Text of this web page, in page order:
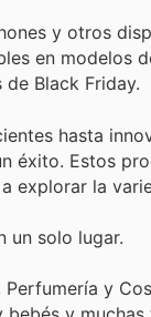
y otros
en modelos
Black Friday.
hasta
éxito. Estos
explorar la
un solo lugar.
y